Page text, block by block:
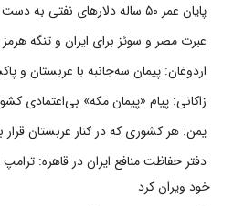
پایان عمر ۵۰ ساله دلارهای نفتی به دست ایران
عبرت مصر و سوئز برای ایران و تنگه هرمز
اردوغان: پیمان سه‌جانبه با عربستان
زاکانی: پیام «پیمان مکه» بی‌اعتمادی
یمن: هر کشوری که در کنار عربستان قرار
دفتر حفاظت منافع ایران در قاهره:
خود ویران کرد